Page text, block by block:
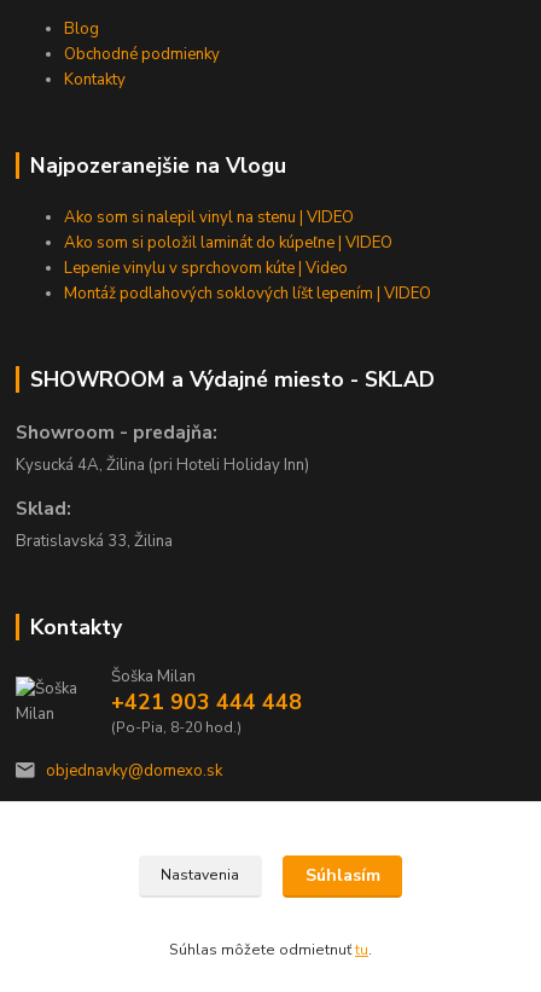
Blog
Obchodné podmienky
Kontakty
Najpozeranejšie na Vlogu
Ako som si nalepil vinyl na stenu | VIDEO
Ako som si položil laminát do kúpeľne | VIDEO
Lepenie vinylu v sprchovom kúte | Video
Montáž podlahových soklových líšt lepením | VIDEO
SHOWROOM a Výdajné miesto - SKLAD
Showroom - predajňa:
Kysucká 4A, Žilina (pri Hoteli Holiday Inn)
Sklad:
Bratislavská 33, Žilina
Kontakty
Šoška Milan
+421 903 444 448
(Po-Pia, 8-20 hod.)
objednavky@domexo.sk
Domexo.sk
Nastavenia Súhlasím
Súhlas môžete odmietnuťtu.